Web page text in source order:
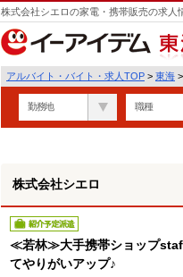
株式会社シエロの家電・携帯販売の求
東海
アルバイト・バイト・求人TOP > 東海 >
勤務地 職種
遣
株式会社シエロ
紹介予定派遣
≪若林≫大手携帯ショップ
てやりがいアップ♪